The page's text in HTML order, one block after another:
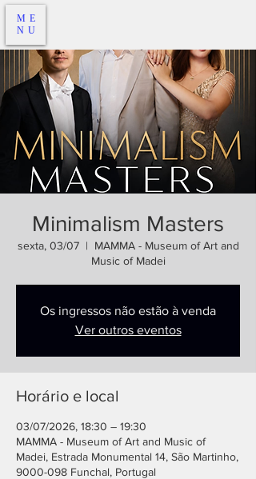
ME
NU
Minimalism Masters
sexta, 03/07
  |
MAMMA - Museum of Art and
Music of Madei
Os ingressos não estão à venda
Ver outros eventos
Horário e local
03/07/2026, 18:30 – 19:30
MAMMA - Museum of Art and Music of
Madei, Estrada Monumental 14, São Martinho,
9000-098 Funchal, Portugal